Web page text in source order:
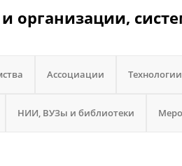
организации,
Ассоциации Технологии
НИИ, ВУЗы и библиотеки